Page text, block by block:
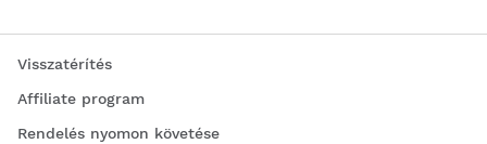
Visszatérítés
Affiliate program
Rendelés nyomon követése